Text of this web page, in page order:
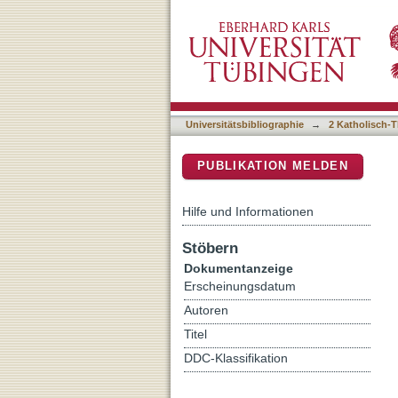
Universitätsbibliographie → 2 Katholisch-
PUBLIKATION MELDEN
Hilfe und Informationen
Stöbern
Dokumentanzeige
Erscheinungsdatum
Autoren
Titel
DDC-Klassifikation